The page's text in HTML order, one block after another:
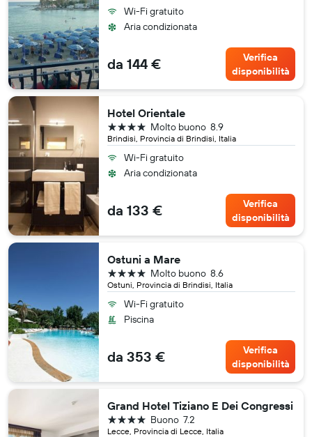
Wi-Fi gratuito
Aria condizionata
da 144 €
Verifica
disponibilità
Hotel Orientale
Brindisi, Provincia di Brindisi, Italia
8.9
Molto buono
4 stelle
Wi-Fi gratuito
Aria condizionata
da 133 €
Verifica
disponibilità
Ostuni a Mare
Ostuni, Provincia di Brindisi, Italia
8.6
Molto buono
4 stelle
Wi-Fi gratuito
Piscina
da 353 €
Verifica
disponibilità
Grand Hotel Tiziano E Dei Congressi
Lecce, Provincia di Lecce, Italia
7.2
Buono
4 stelle